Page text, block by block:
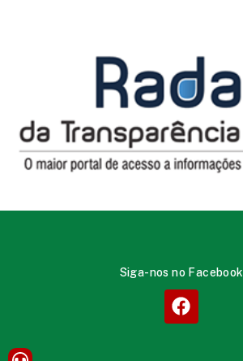
Siga-nos no Facebook